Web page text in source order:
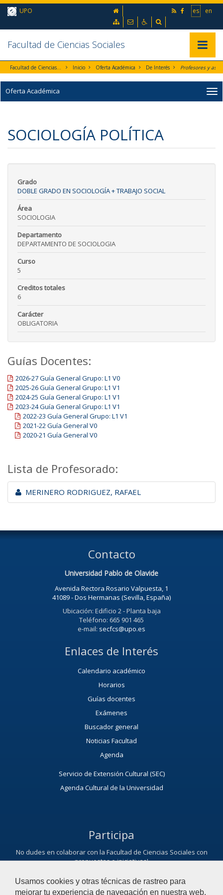
Usamos cookies y otras técnicas de rastreo para
mejorar tu experiencia de navegación en nuestra web,
Ir al contenido principal de la página (alt + s)
Ir a la cabecera de la página (alt + c)
Ir al menú principal (alt + u)
es en
UPO
Mapa webContactoAccesibilidad
Facultad de Ciencias Sociales
Facultad de Ciencias Sociales Inicio Oferta Académica De Interés
Oferta Académica
SOCIOLOGÍA POLÍTICA
Grado
DOBLE GRADO EN SOCIOLOGÍA + TRABAJO SOCIAL
Área
SOCIOLOGIA
Departamento
DEPARTAMENTO DE SOCIOLOGIA
Curso
5
Creditos totales
6
Carácter
OBLIGATORIA
Guías Docentes:
2026-27 Guía General Grupo: L1 V0
2025-26 Guía General Grupo: L1 V1
2024-25 Guía General Grupo: L1 V1
2023-24 Guía General Grupo: L1 V1
2022-23 Guía General Grupo: L1 V1
2021-22 Guía General V0
2020-21 Guía General V0
Lista de Profesorado:
MERINERO RODRIGUEZ, RAFAEL
Contacto
Universidad Pablo de Olavide
Avenida Rectora Rosario Valpuesta, 1
41089 - Dos Hermanas (Sevilla, España)
Ubicación: Edificio 2 - Planta baja
Teléfono: 665 901 465
e-mail: secfcs@upo.es
Enlaces de Interés
Calendario académico
Horarios
Guías docentes
Exámenes
Buscador general
Noticias Facultad
Agenda
Servicio de Extensión Cultural (SEC)
Agenda Cultural de la Universidad
Participa
No dudes en colaborar con la Facultad de Ciencias Sociales con
propuestas e iniciativas!
Te queremos escuchar